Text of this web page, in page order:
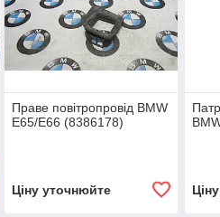
Праве повітропровід BMW
E65/E66 (8386178)
Ціну уточнюйте